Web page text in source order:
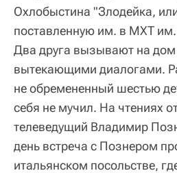
Охлобыстина "Злодейка,
поставленную им. в МХТ им.
Два друга вызывают на дом
вытекающими диалогами.
не обремененный шестью
себя не мучил. На чтениях
телеведущий Владимир
день встреча с Познером
итальянском посольстве,